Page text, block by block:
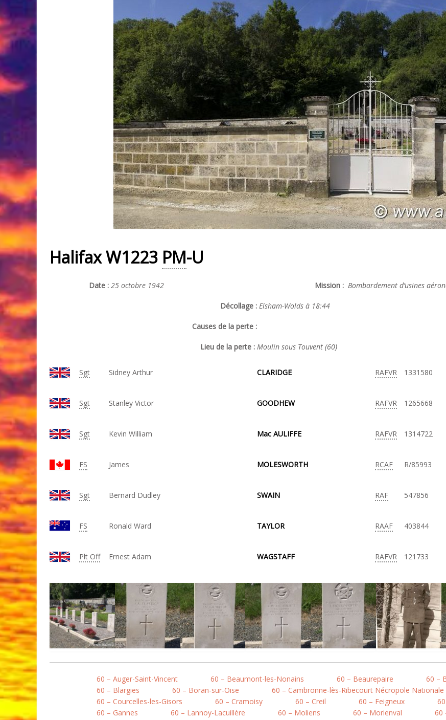
Halifax W1223 PM-U
Date : 25 octobre 1942 Mission : Bombardement d’usines
Décollage : Elsham-Wolds à 18:44
Causes de la perte :
Lieu de la perte : Moulin sous Touvent (60)
Sgt Sidney Arthur CLARIDGE RAFVR 1331580
Sgt Stanley Victor GOODHEW RAFVR 1265668
Sgt Kevin William Mac AULIFFE RAFVR 1314722
FS James MOLESWORTH RCAF R/85993
Sgt Bernard Dudley SWAIN RAF 547856
FS Ronald Ward TAYLOR RAAF 403844
Plt Off Ernest Adam WAGSTAFF RAFVR 121733
60 – Auger-Saint-Vincent 60 – Beaumont-les-Nonains 60 – Beaurepaire 60 –
60 – Blargies
60 – Boran-sur-Oise 60 – Cambronne-lès-Ribecourt Nécropole Nationale
60 – Courcelles-les-Gisors
60 – Cramoisy 60 – Creil 60 – Feigneux
60 – Gannes
60 – Lannoy-Lacuillère 60 – Moliens 60 – Morienval
60